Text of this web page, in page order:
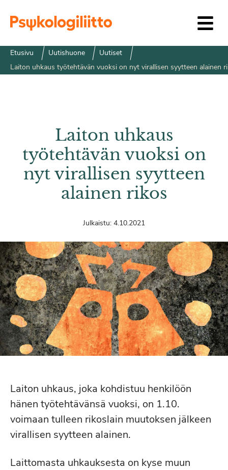
Etusivu Uutishuone
Uutiset
Laiton uhkaus työtehtävän vuoksi on nyt virallisen syytteen alainen
Laiton uhkaus
työtehtävän vuoksi on
nyt virallisen syytteen
alainen rikos
Julkaistu: 4.10.2021
Laiton uhkaus, joka kohdistuu henkilöön
hänen työtehtävänsä vuoksi, on 1.10.
voimaan tulleen rikoslain muutoksen jälkeen
virallisen syytteen alainen.
Laittomasta uhkauksesta on kyse muun